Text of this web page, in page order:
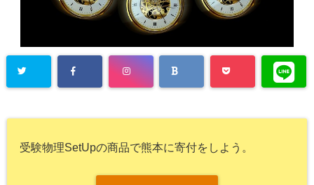
受験物理SetUpの商品で熊本に寄付をしよう。